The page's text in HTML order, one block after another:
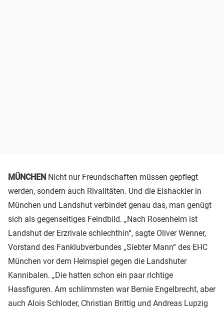
MÜNCHEN Nicht nur Freundschaften müssen gepflegt
werden, sondern auch Rivalitäten. Und die Eishackler in
München und Landshut verbindet genau das, man genügt
sich als gegenseitiges Feindbild. „Nach Rosenheim ist
Landshut der Erzrivale schlechthin“, sagte Oliver Wenner,
Vorstand des Fanklubverbundes „Siebter Mann“ des EHC
München vor dem Heimspiel gegen die Landshuter
Kannibalen. „Die hatten schon ein paar richtige
Hassfiguren. Am schlimmsten war Bernie Engelbrecht, aber
auch Alois Schloder, Christian Brittig und Andreas Lupzig